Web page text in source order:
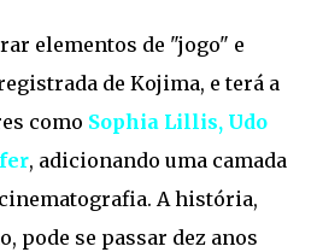
elementos de "jogo" e
de Kojima, e terá a
como Sophia Lillis, Udo
, adicionando uma camada
A história,
pode se passar dez anos